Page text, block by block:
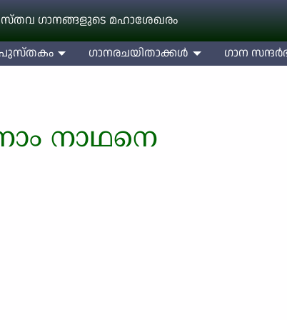
ഗാനങ്ങളുടെ മഹാശേഖരം
പുസ്തകം ഗാനരചയിതാക്കള്‍ ഗാന
നാഥനെ